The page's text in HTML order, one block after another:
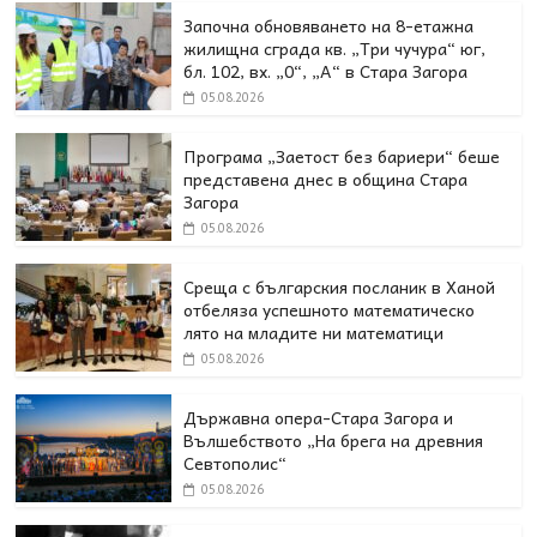
Започна обновяването на 8-етажна
жилищна сграда кв. „Три чучура“ юг,
бл. 102, вх. „0“, „А“ в Стара Загора
05.08.2026
Програма „Заетост без бариери“ беше
представена днес в oбщина Стара
Загора
05.08.2026
Среща с българския посланик в Ханой
отбеляза успешното математическо
лято на младите ни математици
05.08.2026
Държавна опера-Стара Загора и
Вълшебството „На брега на древния
Севтополис“
05.08.2026